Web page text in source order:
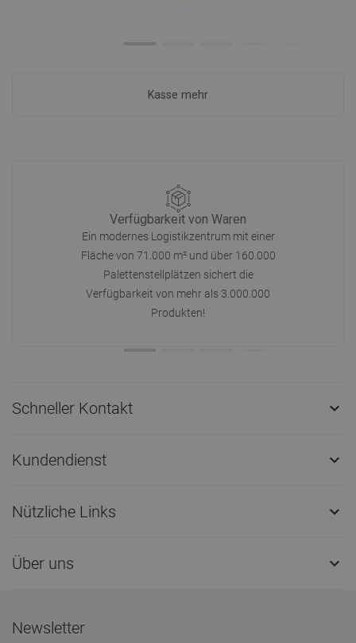
Kasse mehr
Verfügbarkeit von Waren
Ein modernes Logistikzentrum mit einer
Fläche von 71.000 m² und über 160.000
Palettenstellplätzen sichert die
Verfügbarkeit von mehr als 3.000.000
Produkten!
Schneller Kontakt 
Kundendienst 
Nützliche Links 
Über uns 
Newsletter